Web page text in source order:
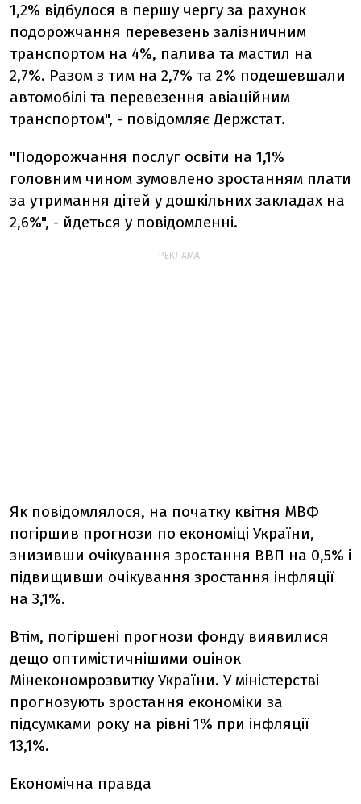
1,2% відбулося в першу чергу за рахунок
подорожчання перевезень залізничним
транспортом на 4%, палива та мастил на
2,7%. Разом з тим на 2,7% та 2% подешевшали
автомобілі та перевезення авіаційним
транспортом", - повідомляє Держстат.
"Подорожчання послуг освіти на 1,1%
головним чином зумовлено зростанням плати
за утримання дітей у дошкільних закладах на
2,6%", - йдеться у повідомленні.
РЕКЛАМА:
Як повідомлялося, на початку квітня МВФ
погіршив прогнози по економіці України,
знизивши очікування зростання ВВП на 0,5% і
підвищивши очікування зростання інфляції
на 3,1%.
Втім, погіршені прогнози фонду виявилися
дещо оптимістичнішими оцінок
Мінекономрозвитку України. У міністерстві
прогнозують зростання економіки за
підсумками року на рівні 1% при інфляції
13,1%.
Економічна правда